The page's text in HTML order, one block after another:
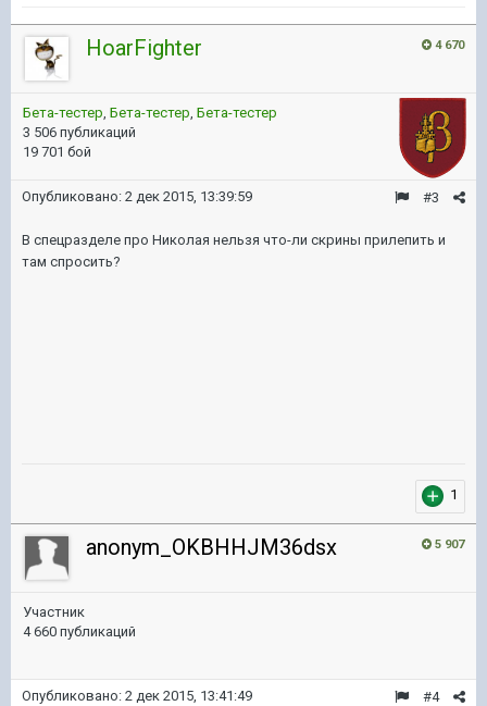
4 670
HoarFighter
Бета-тестер, Бета-тестер, Бета-тестер
3 506 публикаций
19 701 бой
#3
Опубликовано: 2 дек 2015, 13:39:59
В спецразделе про Николая нельзя что-ли скрины прилепить и
там спросить?
1
5 907
anonym_OKBHHJM36dsx
Участник
4 660 публикаций
#4
Опубликовано: 2 дек 2015, 13:41:49